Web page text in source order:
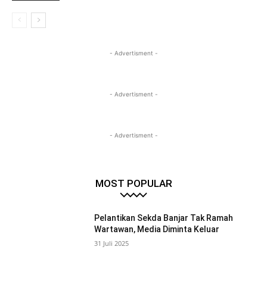
- Advertisment -
- Advertisment -
- Advertisment -
MOST POPULAR
Pelantikan Sekda Banjar Tak Ramah
Wartawan, Media Diminta Keluar
31 Juli 2025